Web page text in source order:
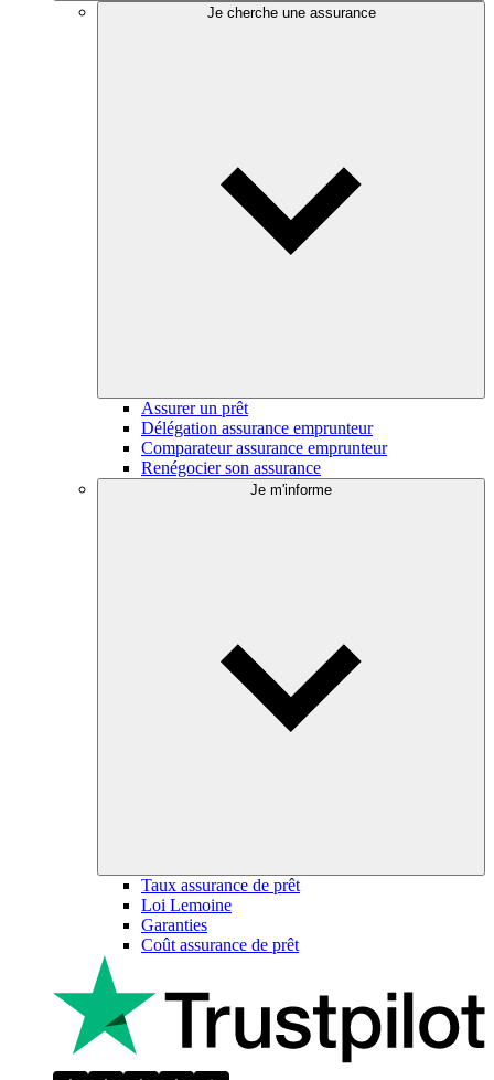
Je cherche une assurance
Assurer un prêt
Délégation assurance emprunteur
Comparateur assurance emprunteur
Renégocier son assurance
Je m'informe
Taux assurance de prêt
Loi Lemoine
Garanties
Coût assurance de prêt